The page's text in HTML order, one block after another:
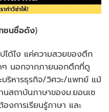
ชนชื่อดัง)
ได้ไง แค่ความสวยของตึก
ๆ นอกจากภายนอกตึกที่ดู
ริหารธุรกิจ/วิศวะ/แพทย์ แม้
นสถาบันภาษาของม.ยอนเซ
งการเรียนรู้ภาษา และ